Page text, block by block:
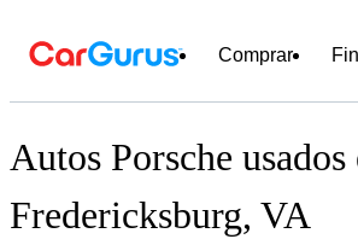
Comprar
Autos Porsche
Fredericksburg, VA